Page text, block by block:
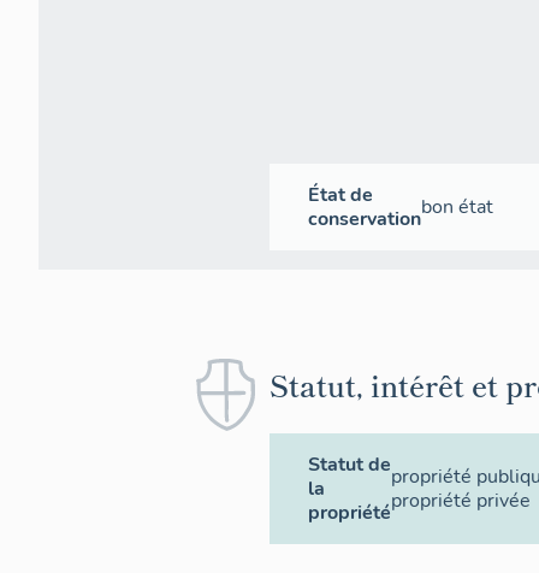
État de
conservationbon état
Statut, intérêt et
Statut de
la
propriété
propriété
propriété privée